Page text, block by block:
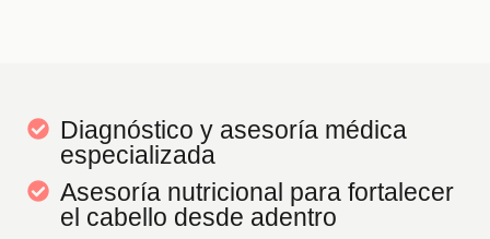
Diagnóstico y asesoría médica
especializada
Asesoría nutricional para fortalecer
el cabello desde adentro